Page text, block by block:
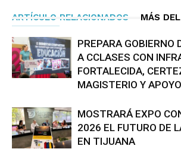
ARTÍCULO RELACIONADOS MÁS
PREPARA GOBIERNO
A CCLASES CON
FORTALECIDA,
MAGISTERIO Y
MOSTRARÁ EXPO
2026 EL FUTURO DE
EN TIJUANA